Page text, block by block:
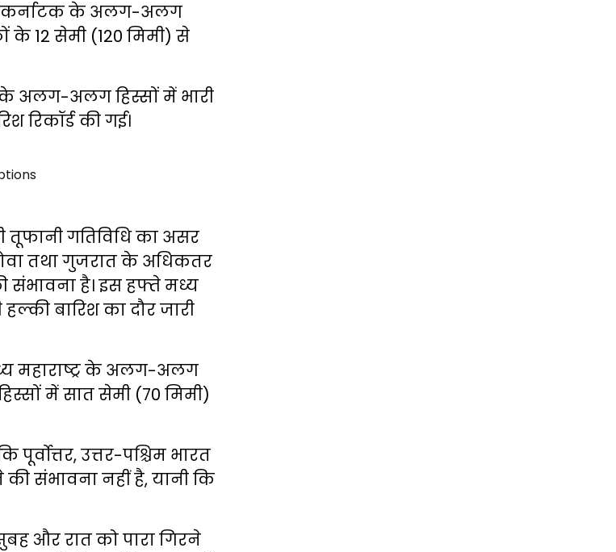
कर्नाटक के अलग-अलग
के 12 सेमी (120 मिमी) से
अलग-अलग हिस्सों में भारी
रिकॉर्ड की गई।
तूफानी गतिविधि का असर
तथा गुजरात के अधिकतर
संभावना है। इस हफ्ते मध्य
हल्की बारिश का दौर जारी
महाराष्ट्र के अलग-अलग
में सात सेमी (70 मिमी)
उत्तर-पश्चिम भारत
की संभावना नहीं है, यानी कि
और रात को पारा गिरने